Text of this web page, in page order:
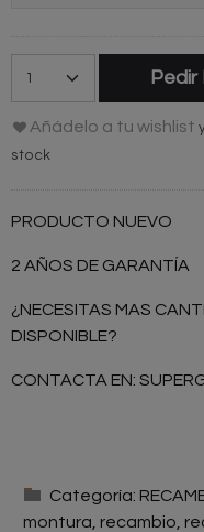
Añádelo a tu wishlist
stock
PRODUCTO NUEVO
2 AÑOS DE GARANTÍA
¿NECESITAS MAS
DISPONIBLE?
CONTACTA EN:
Categoría:
montura recambio